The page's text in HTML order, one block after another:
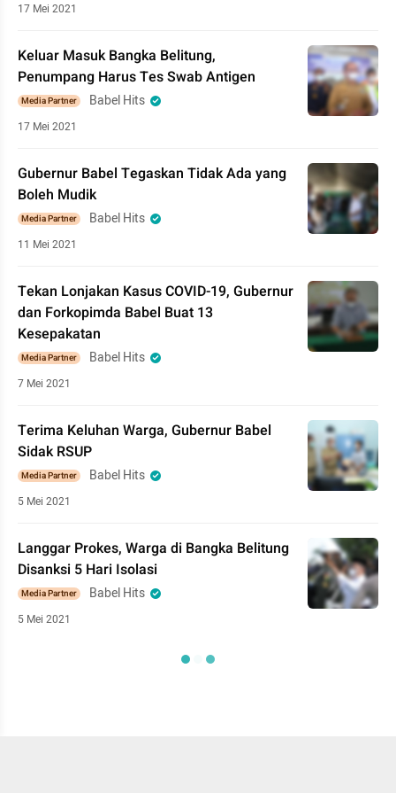
17 Mei 2021
Keluar Masuk Bangka Belitung,
Penumpang Harus Tes Swab Antigen
Media Partner Babel Hits
17 Mei 2021
Gubernur Babel Tegaskan Tidak Ada yang
Boleh Mudik
Media Partner Babel Hits
11 Mei 2021
Tekan Lonjakan Kasus COVID-19, Gubernur
dan Forkopimda Babel Buat 13
Kesepakatan
Media Partner Babel Hits
7 Mei 2021
Terima Keluhan Warga, Gubernur Babel
Sidak RSUP
Media Partner Babel Hits
5 Mei 2021
Langgar Prokes, Warga di Bangka Belitung
Disanksi 5 Hari Isolasi
Media Partner Babel Hits
5 Mei 2021